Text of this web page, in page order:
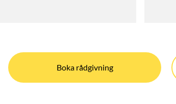
Boka rådgivning